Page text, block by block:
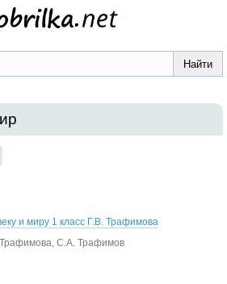
и миру 1 класс Г.В. Трафимова
С.А. Трафимов